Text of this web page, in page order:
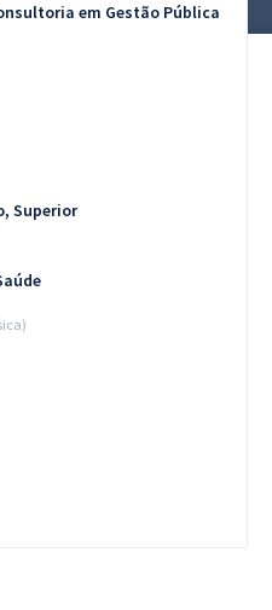
em Gestão Pública
Superior